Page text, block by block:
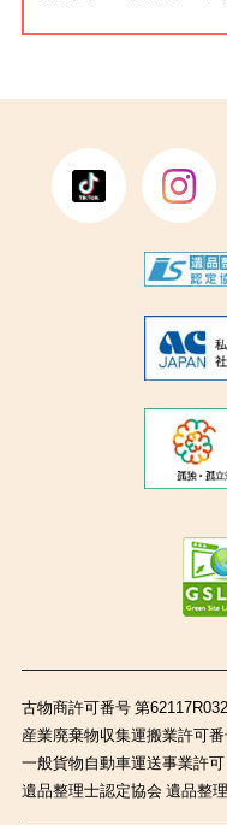
古物商許可番号 第
産業廃棄物収集運搬業許可
一般貨物自動車運送事業許
遺品整理士認定協会 遺品整